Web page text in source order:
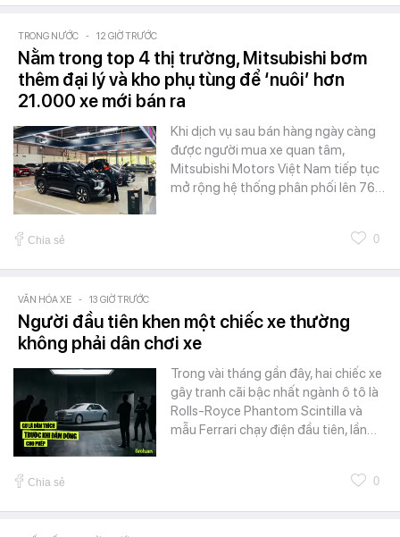
TRONG NƯỚC - 12 GIỜ TRƯỚC
Nằm trong top 4 thị trường, Mitsubishi bơm
thêm đại lý và kho phụ tùng để ‘nuôi’ hơn
21.000 xe mới bán ra
Khi dịch vụ sau bán hàng ngày càng
được người mua xe quan tâm,
Mitsubishi Motors Việt Nam tiếp tục
mở rộng hệ thống phân phối lên 76…
Chia sẻ 0
VĂN HÓA XE - 13 GIỜ TRƯỚC
Người đầu tiên khen một chiếc xe thường
không phải dân chơi xe
Trong vài tháng gần đây, hai chiếc xe
gây tranh cãi bậc nhất ngành ô tô là
Rolls-Royce Phantom Scintilla và
mẫu Ferrari chạy điện đầu tiên, lần…
Chia sẻ 0